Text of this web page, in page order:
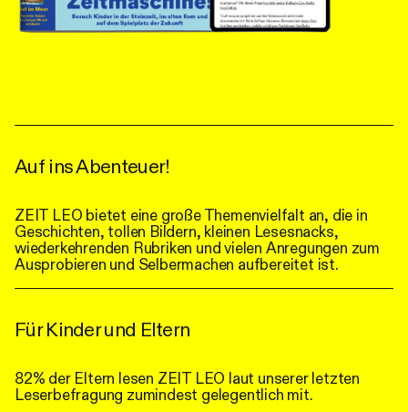
Auf ins Abenteuer!
ZEIT LEO bietet eine große Themenvielfalt an, die in
Geschichten, tollen Bildern, kleinen Lesesnacks,
wiederkehrenden Rubriken und vielen Anregungen zum
Ausprobieren und Selbermachen aufbereitet ist.
Für Kinder und Eltern
82% der Eltern lesen ZEIT LEO laut unserer letzten
Leserbefragung zumindest gelegentlich mit.